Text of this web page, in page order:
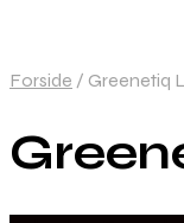
Forside / Greenetiq